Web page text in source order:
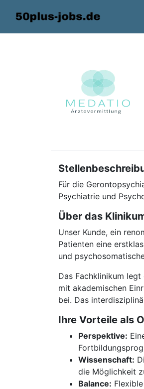
Für die
Psychiatrie und
Über das
Unser Kunde, ein
Patienten eine
und
Das Fachklinikum
mit akademischen
bei. Das
Ihre Vorteile als
Perspektive:
Wissenschaft:
die Möglichkeit
Balance: